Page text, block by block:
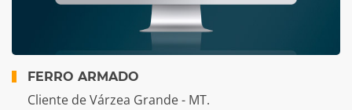
FERRO ARMADO
Cliente de Várzea Grande - MT.